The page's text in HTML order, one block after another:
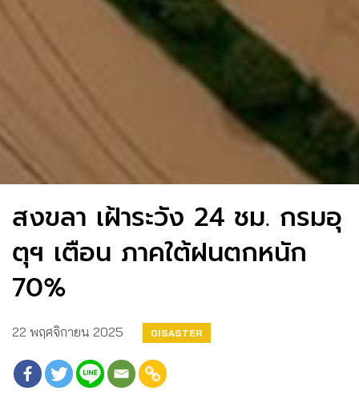
สงขลา เฝ้าระวัง 24 ชม. กรมอุ
ตุฯ เตือน ภาคใต้ฝนตกหนัก
70%
22 พฤศจิกายน 2025 DISASTER